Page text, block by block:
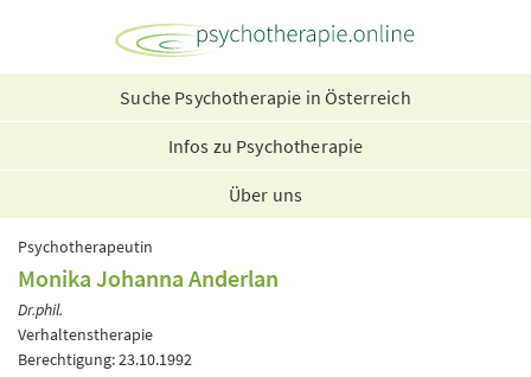
Suche Psychotherapie in Österreich
Infos zu Psychotherapie
Über uns
Psychotherapeutin
Monika Johanna Anderlan
Dr.phil.
Verhaltenstherapie
Berechtigung: 23.10.1992